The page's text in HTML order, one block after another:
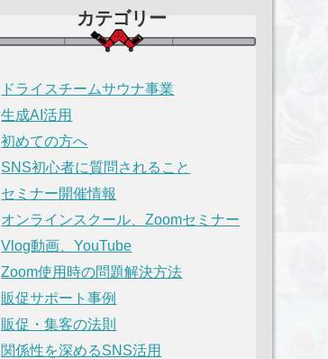
カテゴリー
ドライスチームサウナ事業
生成AI活用
初めての方へ
SNS初心者に質問されること
セミナー開催情報
オンラインスクール、Zoomセミナー
Vlog動画、YouTube
Zoom使用時の問題解決方法
販促サポート事例
販促・集客の法則
関係性を深めるSNS活用